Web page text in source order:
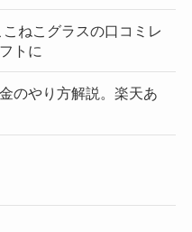
ねこグラスの口コミレ
トに
のやり方解説。楽天あ